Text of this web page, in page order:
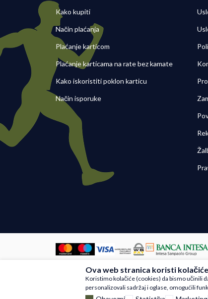
Kako kupiti
Način plaćanja
Plaćanje karticom
Plaćanje karticama na rate bez kamate
Kako iskoristiti poklon karticu
Način isporuke
Nastojimo da budemo što
artikli prikazani na sajtu su
Ova web stranica koristi kolačiće
Koristimo kolačiće (cookies) da bismo učinili
personalizovali sadržaj i oglase, omogućili